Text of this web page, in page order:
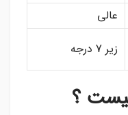
عالی
زیر 7 درجه
؟